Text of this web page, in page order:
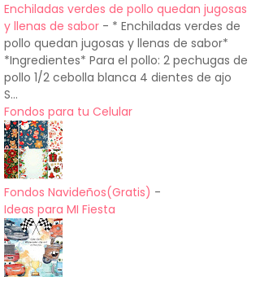
Enchiladas verdes de pollo quedan jugosas
y llenas de sabor - * Enchiladas verdes de
pollo quedan jugosas y llenas de sabor*
*Ingredientes* Para el pollo: 2 pechugas de
pollo 1/2 cebolla blanca 4 dientes de ajo
S...
Fondos para tu Celular
Fondos Navideños(Gratis) -
Ideas para MI Fiesta